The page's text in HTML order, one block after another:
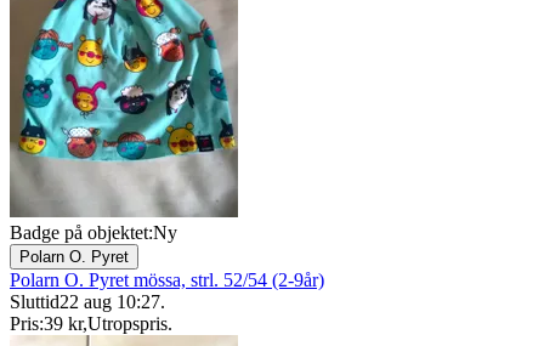
Badge på objektet:Ny
Polarn O. Pyret
Polarn O. Pyret mössa, strl. 52/54 (2-9år)
Sluttid22 aug 10:27.
Pris:39 kr,Utropspris.